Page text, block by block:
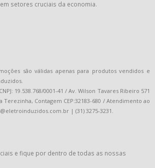
setores cruciais da economia.
são válidas apenas para produtos vendidos e
19.538.768/0001-41 / Av. Wilson Tavares Ribeiro 571
Terezinha, Contagem CEP:32183-680 / Atendimento ao
| (31) 3275-3231.
e fique por dentro de todas as nossas